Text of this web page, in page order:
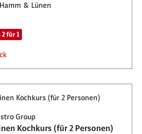
& Lünen
für 1
Group
Kochkurs (für 2 Personen)